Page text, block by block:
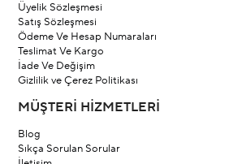
Üyelik Sözleşmesi
Satış Sözleşmesi
Ödeme Ve Hesap Numaraları
Teslimat Ve Kargo
İade Ve Değişim
Gizlilik ve Çerez Politikası
MÜŞTERİ HİZMETLERİ
Blog
Sıkça Sorulan Sorular